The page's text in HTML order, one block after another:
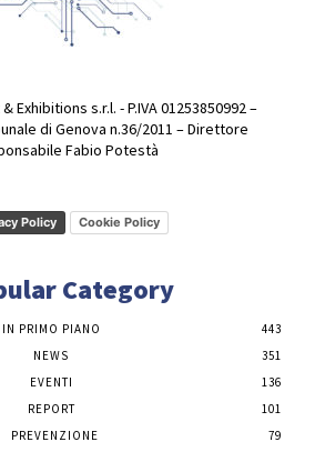
Exhibitions s.r.l. - P.IVA 01253850992 –
di Genova n.36/2011 – Direttore
Fabio Potestà
Policy Cookie Policy
Category
IN PRIMO PIANO
443
NEWS
351
EVENTI
136
REPORT
101
PREVENZIONE
79